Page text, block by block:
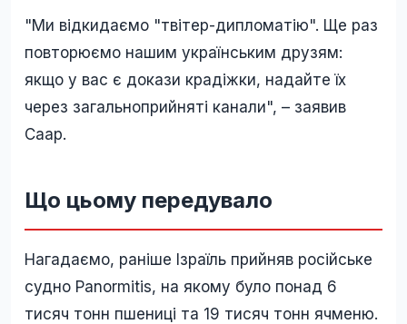
"Ми відкидаємо "твітер-дипломатію". Ще раз
повторюємо нашим українським друзям:
якщо у вас є докази крадіжки, надайте їх
через загальноприйняті канали", – заявив
Саар.
Що цьому передувало
Нагадаємо, раніше Ізраїль прийняв російське
судно Panormitis, на якому було понад 6
тисяч тонн пшениці та 19 тисяч тонн ячменю.